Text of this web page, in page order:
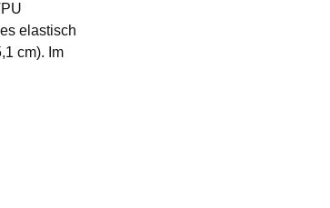
elastisch
cm). Im